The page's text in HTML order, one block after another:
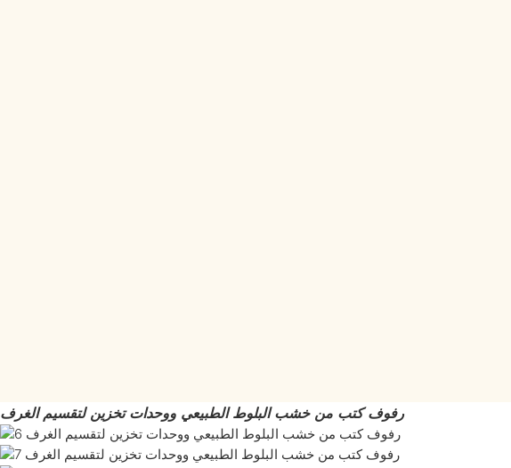
رفوف كتب من خشب البلوط الطبيعي ووحدات تخزين لتقسيم الغرف